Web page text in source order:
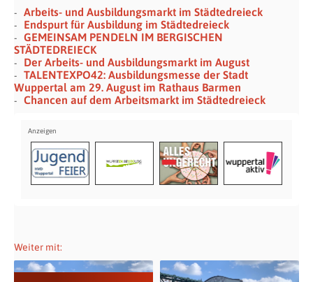
Arbeits- und Ausbildungsmarkt im Städtedreieck
Endspurt für Ausbildung im Städtedreieck
GEMEINSAM PENDELN IM BERGISCHEN
STÄDTEDREIECK
Der Arbeits- und Ausbildungsmarkt im August
TALENTEXPO42: Ausbildungsmesse der Stadt
Wuppertal am 29. August im Rathaus Barmen
Chancen auf dem Arbeitsmarkt im Städtedreieck
Weiter mit: